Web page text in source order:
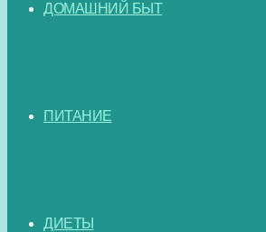
ДОМАШНИЙ БЫТ
ПИТАНИЕ
ДИЕТЫ